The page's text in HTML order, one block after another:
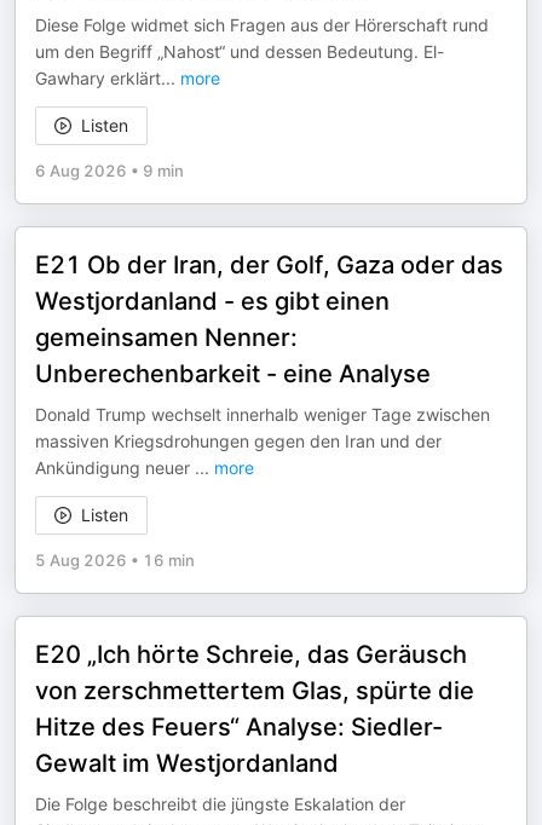
Diese Folge widmet sich Fragen aus der Hörerschaft rund
um den Begriff „Nahost“ und dessen Bedeutung. El-
Gawhary erklärt... more
Listen
6 Aug 2026 • 9 min
E21 Ob der Iran, der Golf, Gaza oder das
Westjordanland - es gibt einen
gemeinsamen Nenner:
Unberechenbarkeit - eine Analyse
Donald Trump wechselt innerhalb weniger Tage zwischen
massiven Kriegsdrohungen gegen den Iran und der
Ankündigung neuer ... more
Listen
5 Aug 2026 • 16 min
E20 „Ich hörte Schreie, das Geräusch
von zerschmettertem Glas, spürte die
Hitze des Feuers“ Analyse: Siedler-
Gewalt im Westjordanland
Die Folge beschreibt die jüngste Eskalation der